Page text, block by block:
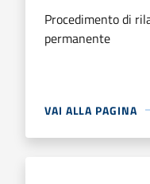
Procedimento di
permanente
VAI ALLA PAGINA